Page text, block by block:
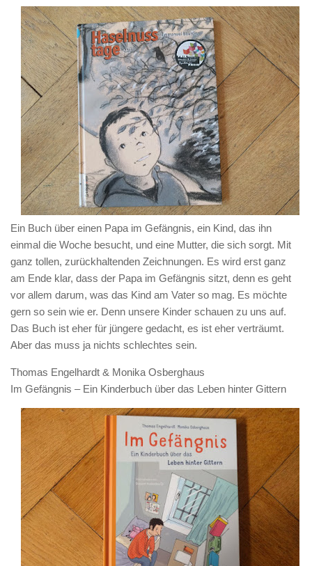
Ein Buch über einen Papa im Gefängnis, ein Kind, das ihn
einmal die Woche besucht, und eine Mutter, die sich sorgt. Mit
ganz tollen, zurückhaltenden Zeichnungen. Es wird erst ganz
am Ende klar, dass der Papa im Gefängnis sitzt, denn es geht
vor allem darum, was das Kind am Vater so mag. Es möchte
gern so sein wie er. Denn unsere Kinder schauen zu uns auf.
Das Buch ist eher für jüngere gedacht, es ist eher verträumt.
Aber das muss ja nichts schlechtes sein.
Thomas Engelhardt & Monika Osberghaus
Im Gefängnis – Ein Kinderbuch über das Leben hinter Gittern